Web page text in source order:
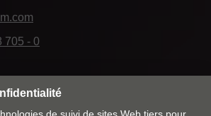
705 - 0
le marché & la langue